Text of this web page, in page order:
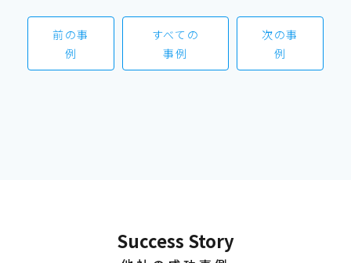
前の事
例
すべての
事例
次の事
例
Success Story